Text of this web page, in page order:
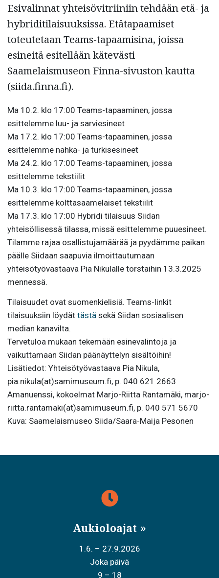
Esivalinnat yhteisövitriiniin tehdään etä- ja
hybriditilaisuuksissa. Etätapaamiset
toteutetaan Teams-tapaamisina, joissa
esineitä esitellään kätevästi
Saamelaismuseon Finna-sivuston kautta
(siida.finna.fi).
Ma 10.2. klo 17:00 Teams-tapaaminen, jossa
esittelemme luu- ja sarviesineet
Ma 17.2. klo 17:00 Teams-tapaaminen, jossa
esittelemme nahka- ja turkisesineet
Ma 24.2. klo 17:00 Teams-tapaaminen, jossa
esittelemme tekstiilit
Ma 10.3. klo 17:00 Teams-tapaaminen, jossa
esittelemme kolttasaamelaiset tekstiilit
Ma 17.3. klo 17:00 Hybridi tilaisuus Siidan
yhteisöllisessä tilassa, missä esittelemme puuesineet.
Tilamme rajaa osallistujamäärää ja pyydämme paikan
päälle Siidaan saapuvia ilmoittautumaan
yhteisötyövastaava Pia Nikulalle torstaihin 13.3.2025
mennessä.
Tilaisuudet ovat suomenkielisiä. Teams-linkit
tilaisuuksiin löydät tästä sekä Siidan sosiaalisen
median kanavilta.
Tervetuloa mukaan tekemään esinevalintoja ja
vaikuttamaan Siidan päänäyttelyn sisältöihin!
Lisätiedot: Yhteisötyövastaava Pia Nikula,
pia.nikula(at)samimuseum.fi, p. 040 621 2663
Amanuenssi, kokoelmat Marjo-Riitta Rantamäki, marjo-
riitta.rantamaki(at)samimuseum.fi, p. 040 571 5670
Kuva: Saamelaismuseo Siida/Saara-Maija Pesonen
Aukioloajat
1.6. – 27.9.2026
Joka päivä
9 – 18